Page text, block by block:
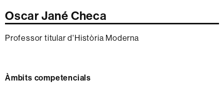
Oscar Jané Checa
Professor titular d'Història Moderna
Àmbits competencials